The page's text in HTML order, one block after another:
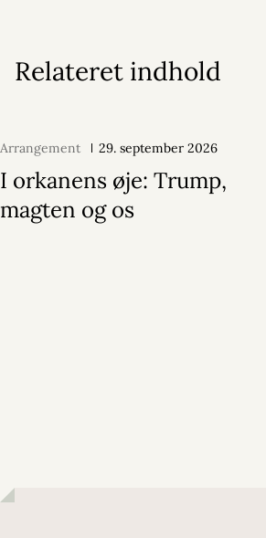
Relateret indhold
Arrangement 29. september 2026
I orkanens øje: Trump,
magten og os